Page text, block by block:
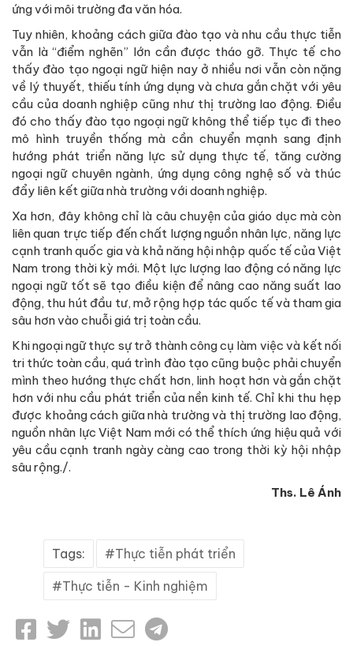
ứng với môi trường đa văn hóa.
Tuy nhiên, khoảng cách giữa đào tạo và nhu cầu thực tiễn
vẫn là “điểm nghẽn” lớn cần được tháo gỡ. Thực tế cho
thấy đào tạo ngoại ngữ hiện nay ở nhiều nơi vẫn còn nặng
về lý thuyết, thiếu tính ứng dụng và chưa gắn chặt với yêu
cầu của doanh nghiệp cũng như thị trường lao động. Điều
đó cho thấy đào tạo ngoại ngữ không thể tiếp tục đi theo
mô hình truyền thống mà cần chuyển mạnh sang định
hướng phát triển năng lực sử dụng thực tế, tăng cường
ngoại ngữ chuyên ngành, ứng dụng công nghệ số và thúc
đẩy liên kết giữa nhà trường với doanh nghiệp.
Xa hơn, đây không chỉ là câu chuyện của giáo dục mà còn
liên quan trực tiếp đến chất lượng nguồn nhân lực, năng lực
cạnh tranh quốc gia và khả năng hội nhập quốc tế của Việt
Nam trong thời kỳ mới. Một lực lượng lao động có năng lực
ngoại ngữ tốt sẽ tạo điều kiện để nâng cao năng suất lao
động, thu hút đầu tư, mở rộng hợp tác quốc tế và tham gia
sâu hơn vào chuỗi giá trị toàn cầu.
Khi ngoại ngữ thực sự trở thành công cụ làm việc và kết nối
tri thức toàn cầu, quá trình đào tạo cũng buộc phải chuyển
mình theo hướng thực chất hơn, linh hoạt hơn và gắn chặt
hơn với nhu cầu phát triển của nền kinh tế. Chỉ khi thu hẹp
được khoảng cách giữa nhà trường và thị trường lao động,
nguồn nhân lực Việt Nam mới có thể thích ứng hiệu quả với
yêu cầu cạnh tranh ngày càng cao trong thời kỳ hội nhập
sâu rộng./.
Ths. Lê Ánh
Tags: Thực tiễn phát triển
Thực tiễn - Kinh nghiệm